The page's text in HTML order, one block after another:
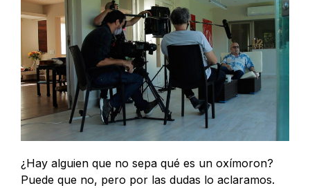
¿Hay alguien que no sepa qué es un oxímoron?
Puede que no, pero por las dudas lo aclaramos.